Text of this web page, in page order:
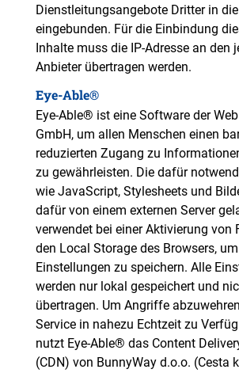
Dienstleitungsangebote Dritter in
eingebunden. Für die Einbindung
Inhalte muss die IP-Adresse an den
Anbieter übertragen werden.
Eye-Able®
Eye-Able® ist eine Software der
GmbH, um allen Menschen einen
reduzierten Zugang zu
zu gewährleisten. Die dafür
wie JavaScript, Stylesheets und
dafür von einem externen Server
verwendet bei einer Aktivierung von
den Local Storage des Browsers,
Einstellungen zu speichern. Alle
werden nur lokal gespeichert und
übertragen. Um Angriffe
Service in nahezu Echtzeit zu
nutzt Eye-Able® das Content
(CDN) von BunnyWay d.o.o. (Cesta